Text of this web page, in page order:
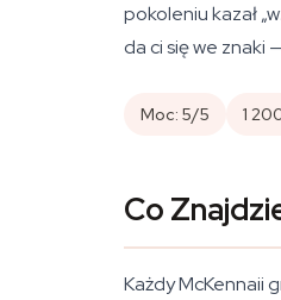
pokoleniu kazał
da ci się we znaki
Moc: 5/5 1
Co
Każdy McKennaii